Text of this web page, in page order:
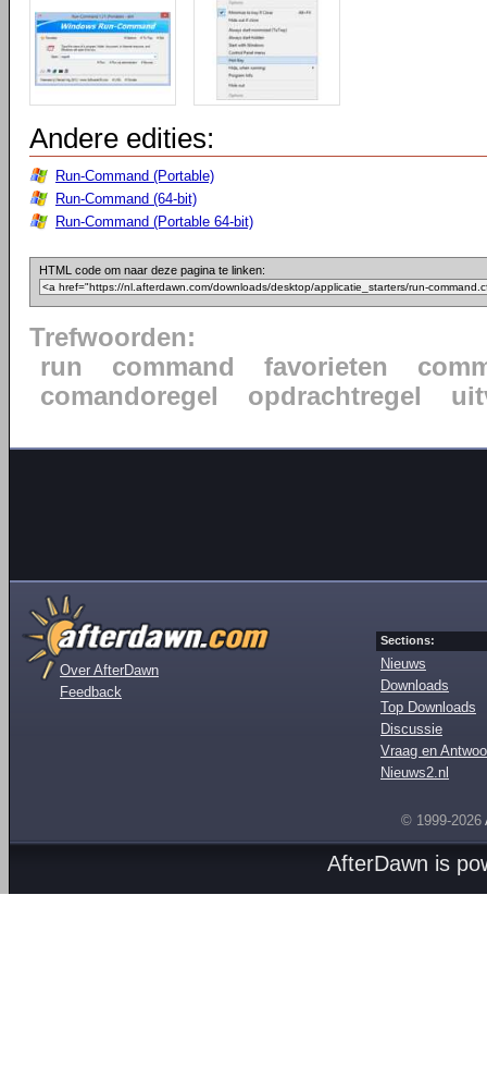
Andere edities:
Run-Command (Portable)
Run-Command (64-bit)
Run-Command (Portable 64-bit)
HTML code om naar deze pagina te linken:
Trefwoorden:
run
command favorieten
comandoregel
opdrachtregel
Over AfterDawn
Feedback
Sections:
Nieuws
Downloads
Top Downloads
Discussie
Vraag en
Nieuws2.nl
© 1999-2026
AfterDawn is